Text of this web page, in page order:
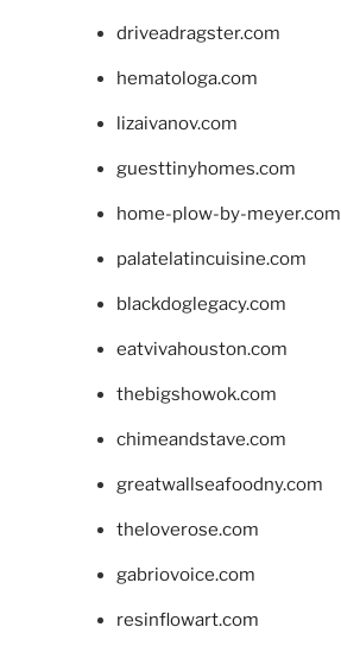
driveadragster.com
hematologa.com
lizaivanov.com
guesttinyhomes.com
home-plow-by-meyer.com
palatelatincuisine.com
blackdoglegacy.com
eatvivahouston.com
thebigshowok.com
chimeandstave.com
greatwallseafoodny.com
theloverose.com
gabriovoice.com
resinflowart.com